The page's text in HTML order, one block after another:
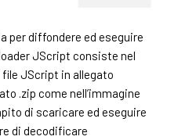
per diffondere ed eseguire
JScript consiste nel
file JScript in allegato
.zip come nell’immagine
di scaricare ed eseguire
di decodificare